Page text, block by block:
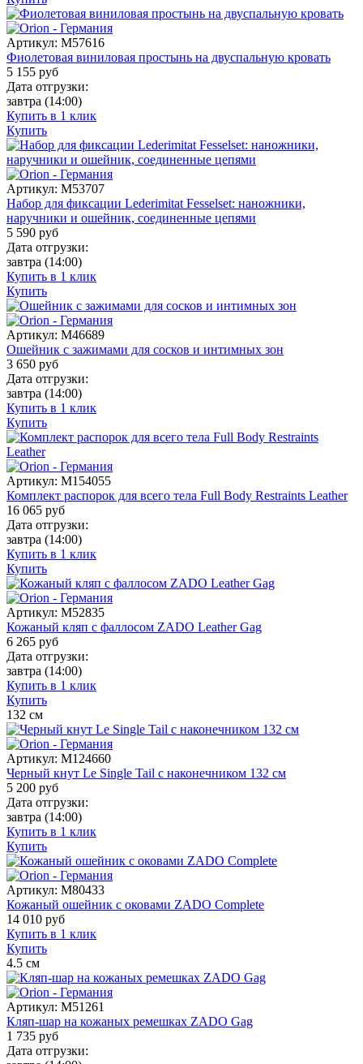
Артикул: M57616
Фиолетовая виниловая простынь на двуспальную кровать
5 155 руб
Дата отгрузки:
завтра (14:00)
Купить в 1 клик
Купить
Артикул: M53707
Набор для фиксации Lederimitat Fesselset: наножники,
наручники и ошейник, соединенные цепями
5 590 руб
Дата отгрузки:
завтра (14:00)
Купить в 1 клик
Купить
Артикул: M46689
Ошейник с зажимами для сосков и интимных зон
3 650 руб
Дата отгрузки:
завтра (14:00)
Купить в 1 клик
Купить
Артикул: M154055
Комплект распорок для всего тела Full Body Restraints Leather
16 065 руб
Дата отгрузки:
завтра (14:00)
Купить в 1 клик
Купить
Артикул: M52835
Кожаный кляп с фаллосом ZADO Leather Gag
6 265 руб
Дата отгрузки:
завтра (14:00)
Купить в 1 клик
Купить
132 см
Артикул: M124660
Черный кнут Le Single Tail с наконечником 132 см
5 200 руб
Дата отгрузки:
завтра (14:00)
Купить в 1 клик
Купить
Артикул: M80433
Кожаный ошейник с оковами ZADO Complete
14 010 руб
Купить в 1 клик
Купить
4.5 см
Артикул: M51261
Кляп-шар на кожаных ремешках ZADO Gag
1 735 руб
Дата отгрузки: